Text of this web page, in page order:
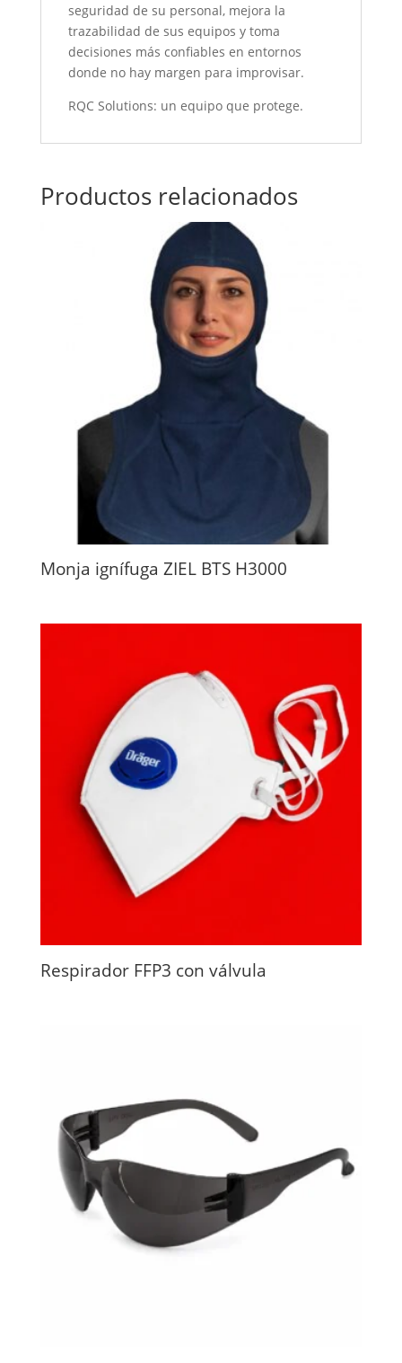
seguridad de su personal, mejora la
trazabilidad de sus equipos y toma
decisiones más confiables en entornos
donde no hay margen para improvisar.
RQC Solutions: un equipo que protege.
Productos relacionados
Monja ignífuga ZIEL BTS H3000
Respirador FFP3 con válvula